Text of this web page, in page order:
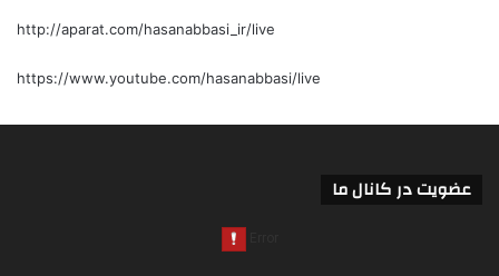
http://aparat.com/hasanabbasi_ir/live
https://www.youtube.com/hasanabbasi/live
عضویت در کانال ما